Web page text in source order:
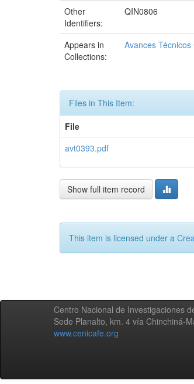
Other
Identifiers:
QIN0806
Appears in
Collections:
Avances Técnicos
Files in This Item:
File
avt0393.pdf
Show full item record
This item is licensed under a
Centro Nacional de Investigaciones
Sede Planalto, km. 4 vía Chinchiná-
www.cenicafe.org